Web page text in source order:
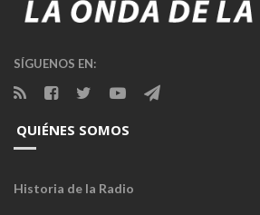
SÍGUENOS EN:
QUIÉNES SOMOS
Historia de la Radio